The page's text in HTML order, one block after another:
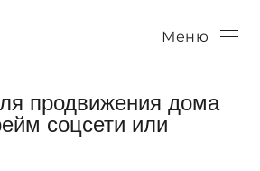
Меню
продвижения дома
соцсети или